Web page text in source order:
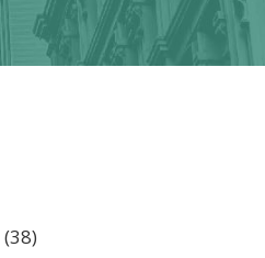
(38)